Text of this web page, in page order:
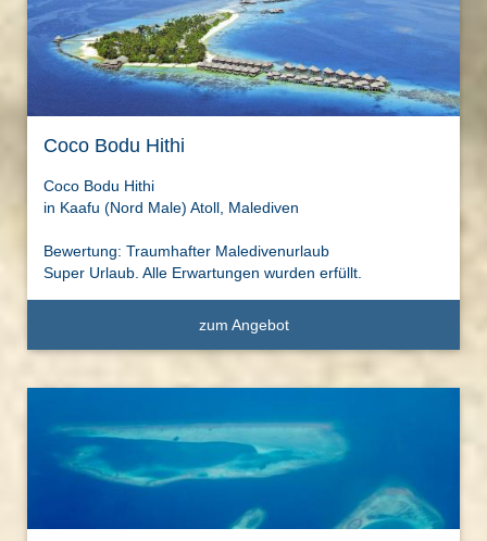
Coco Bodu Hithi
Coco Bodu Hithi
in Kaafu (Nord Male) Atoll, Malediven
Bewertung: Traumhafter Maledivenurlaub
Super Urlaub. Alle Erwartungen wurden erfüllt.
zum Angebot